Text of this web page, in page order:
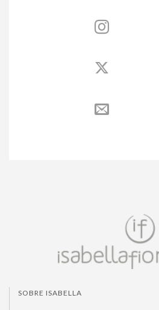
SOBRE ISABELLA